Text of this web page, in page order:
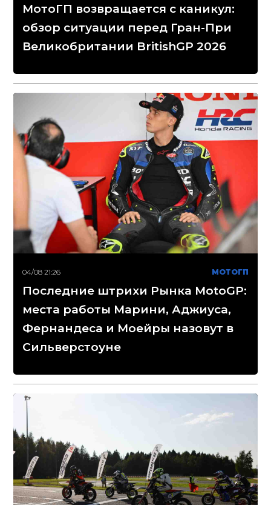
МотоГП возвращается с каникул:
обзор ситуации перед Гран-При
Великобритании BritishGP 2026
04/08 21:26 МОТОГП
Последние штрихи Рынка MotoGP:
места работы Марини, Аджиуса,
Фернандеса и Моейры назовут в
Сильверстоуне